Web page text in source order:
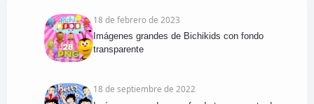
18 de febrero de 2023
Imágenes grandes de Bichikids con fondo
transparente
18 de septiembre de 2022